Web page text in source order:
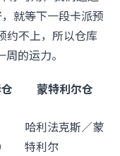
就等下一段卡派预
约不上，所以仓库
的运力。
蒙特利尔仓
哈利法克斯／蒙
特利尔